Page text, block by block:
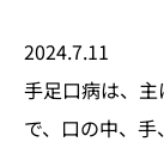
2024.7.11
手足口病は、
で、口の中、